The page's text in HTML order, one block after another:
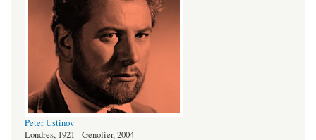
Peter Ustinov
Londres, 1921 - Genolier, 2004